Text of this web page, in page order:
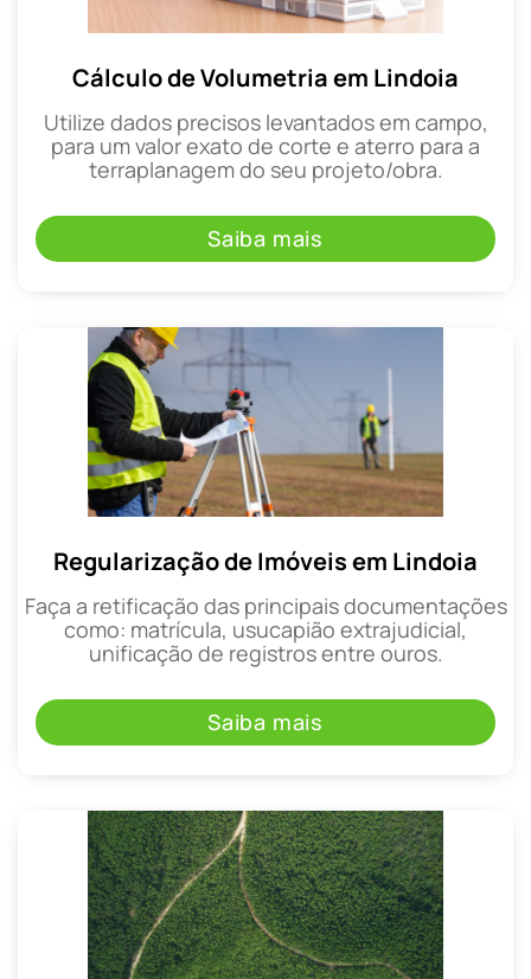
Cálculo de Volumetria em Lindoia
Utilize dados precisos levantados em campo,
para um valor exato de corte e aterro para a
terraplanagem do seu projeto/obra.
Saiba mais
Regularização de Imóveis em Lindoia
Faça a retificação das principais documentações
como: matrícula, usucapião extrajudicial,
unificação de registros entre ouros.
Saiba mais